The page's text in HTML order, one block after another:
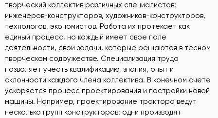
творческий коллектив различных специалистов:
инженеров-конструкторов, художников-конструкторов,
технологов, экономистов. Работа их протекает как
единый процесс, но каждый имеет свое поле
деятельности, свои задачи, которые решаются в тесном
творческом содружестве. Специализация труда
позволяет учесть квалификацию, знания, опыт и
склонности каждого члена коллектива. В конечном счете
ускоряется процесс проектирования и постройки новой
машины. Например, проектирование трактора ведут
несколько групп конструкторов: одни производят